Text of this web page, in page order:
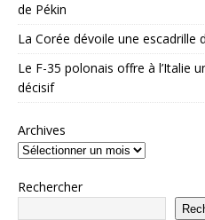
de Pékin
La Corée dévoile une escadrille
Le F-35 polonais offre à l’Italie
décisif
Archives
Rechercher